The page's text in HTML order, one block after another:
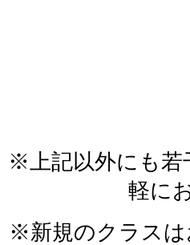
※上記以外にも若
軽に
※新規のクラスは